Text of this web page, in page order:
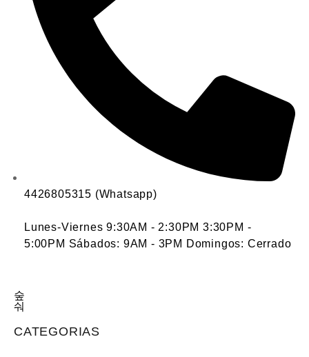
4426805315 (Whatsapp)
Lunes-Viernes 9:30AM - 2:30PM 3:30PM -
5:00PM Sábados: 9AM - 3PM Domingos: Cerrado
CATEGORIAS